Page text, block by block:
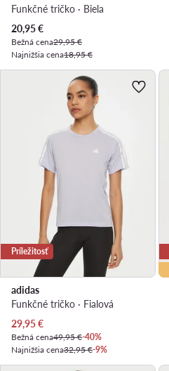
Funkčné tričko · Biela
Aktuálna cena
20,95€
Bežná cena29,95 €
Najnižšia cena18,95 €
Príležitosť
adidas
Funkčné tričko · Fialová
Aktuálna cena
29,95€
Bežná cena49,95 €-40%
Najnižšia cena32,95 €-9%